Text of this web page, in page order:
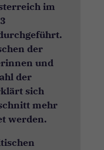
im
der
und
der
sich
mehr
werden.